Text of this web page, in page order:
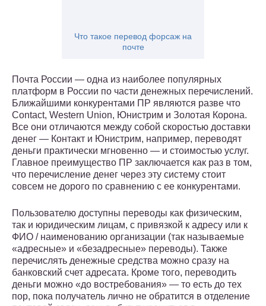
Что такое перевод форсаж на
почте
Почта России — одна из наиболее популярных
платформ в России по части денежных перечислений.
Ближайшими конкурентами ПР являются разве что
Contact, Western Union, Юнистрим и Золотая Корона.
Все они отличаются между собой скоростью доставки
денег — Контакт и Юнистрим, например, переводят
деньги практически мгновенно — и стоимостью услуг.
Главное преимущество ПР заключается как раз в том,
что перечисление денег через эту систему стоит
совсем не дорого по сравнению с ее конкурентами.
Пользователю доступны переводы как физическим,
так и юридическим лицам, с привязкой к адресу или к
ФИО / наименованию организации (так называемые
«адресные» и «безадресные» переводы). Также
перечислять денежные средства можно сразу на
банковский счет адресата. Кроме того, переводить
деньги можно «до востребования» — то есть до тех
пор, пока получатель лично не обратится в отделение